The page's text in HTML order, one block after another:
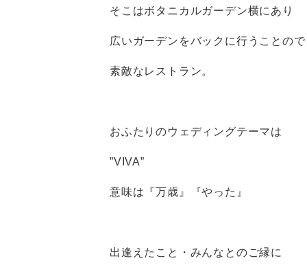
そこはボタニカルガーデン横にあり
広いガーデンをバックに行うことの
素敵なレストラン。
おふたりのウェディングテーマは
”VIVA”
意味は『万歳』『やった』
出逢えたこと・みんなとのご縁に